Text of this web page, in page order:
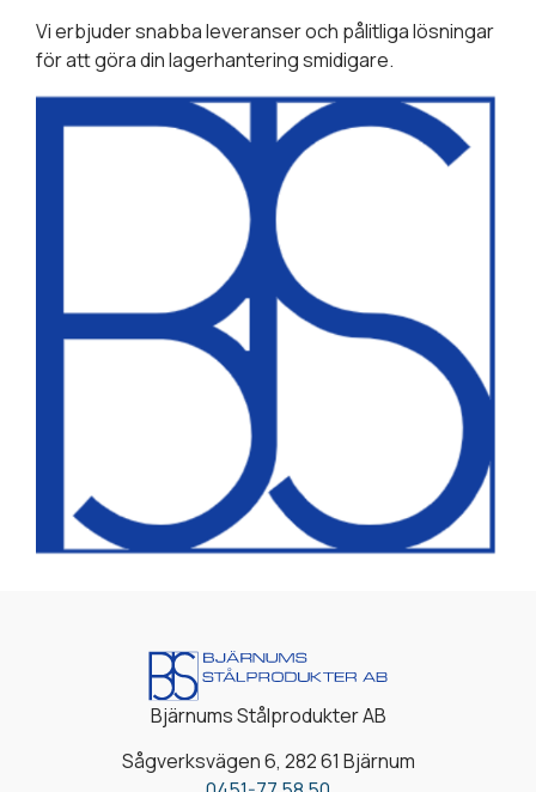
Vi erbjuder snabba leveranser och pålitliga lösningar
för att göra din lagerhantering smidigare.
Bjärnums Stålprodukter AB
Sågverksvägen 6, 282 61 Bjärnum